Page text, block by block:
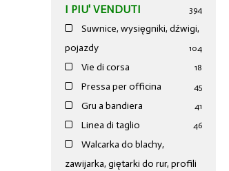
I PIU' VENDUTI 394
Suwnice, wysięgniki, dźwigi,
pojazdy
104
Vie di corsa 18
Pressa per officina 45
Gru a bandiera 41
Linea di taglio 46
Walcarka do blachy,
zawijarka, giętarki do rur, profili